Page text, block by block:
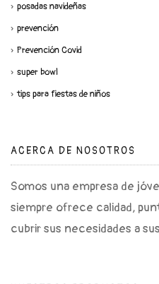
posadas navideñas
prevención
Prevención Covid
super bowl
tips para fiestas de niños
ACERCA DE NOSOTROS
Somos una empresa de
siempre ofrece calidad,
cubrir sus necesidades a